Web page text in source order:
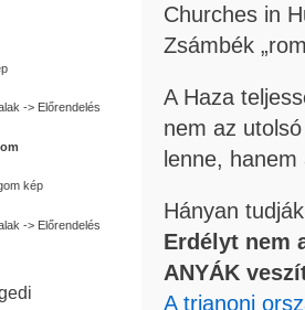
-> Előrendelés
-> Előrendelés
Churches in
Zsámbék
A Haza
nem az
lenne,
Hányan
Erdélyt nem
ANYÁK
A trianoni